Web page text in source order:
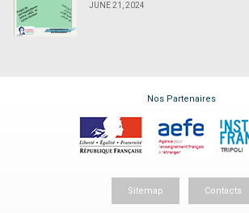
JUNE 21, 2024
Nos Partenaires
Sitemap Contacts